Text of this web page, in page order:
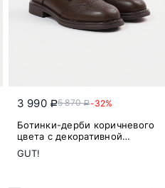
3 990 a5 870a-32%
Ботинки-дерби коричневого
цвета с декоративной
перфорацией из
натуральной кожи
GUT!